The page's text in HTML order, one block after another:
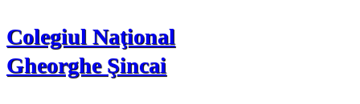
Colegiul Naţional
Gheorghe Şincai